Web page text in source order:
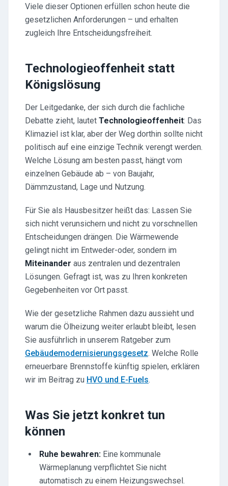
Viele dieser Optionen erfüllen schon heute die
gesetzlichen Anforderungen – und erhalten
zugleich Ihre Entscheidungsfreiheit.
Technologieoffenheit statt
Königslösung
Der Leitgedanke, der sich durch die fachliche
Debatte zieht, lautet Technologieoffenheit: Das
Klimaziel ist klar, aber der Weg dorthin sollte nicht
politisch auf eine einzige Technik verengt werden.
Welche Lösung am besten passt, hängt vom
einzelnen Gebäude ab – von Baujahr,
Dämmzustand, Lage und Nutzung.
Für Sie als Hausbesitzer heißt das: Lassen Sie
sich nicht verunsichern und nicht zu vorschnellen
Entscheidungen drängen. Die Wärmewende
gelingt nicht im Entweder-oder, sondern im
Miteinander aus zentralen und dezentralen
Lösungen. Gefragt ist, was zu Ihren konkreten
Gegebenheiten vor Ort passt.
Wie der gesetzliche Rahmen dazu aussieht und
warum die Ölheizung weiter erlaubt bleibt, lesen
Sie ausführlich in unserem Ratgeber zum
Gebäudemodernisierungsgesetz. Welche Rolle
erneuerbare Brennstoffe künftig spielen, erklären
wir im Beitrag zu HVO und E-Fuels.
Was Sie jetzt konkret tun
können
Ruhe bewahren: Eine kommunale
Wärmeplanung verpflichtet Sie nicht
automatisch zu einem Heizungswechsel.